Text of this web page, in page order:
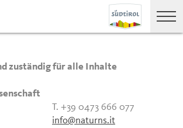
zuständig für alle Inhalte
T. +39 0473 666 077
info@naturns.it